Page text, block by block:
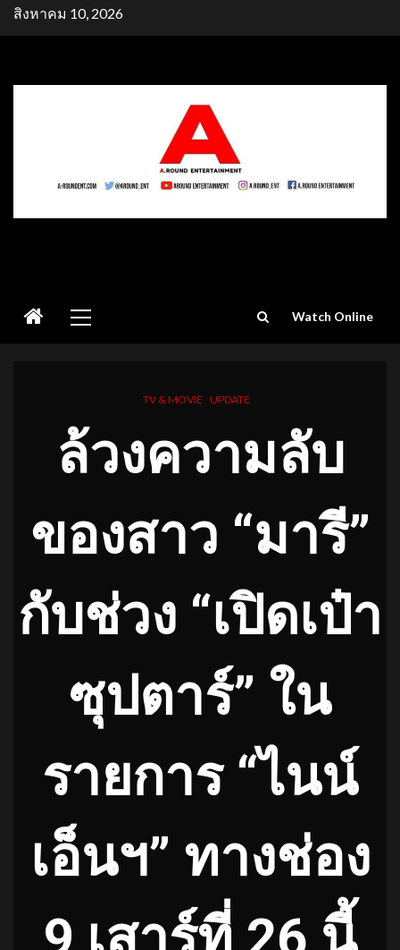
Skipสิงหาคม 10, 2026
Menu
Watch Online
TV & MOVIE UPDATE
ล้วงความลับ
ของสาว “มารี”
กับช่วง “เปิดเป๋า
ซุปตาร์” ใน
รายการ “ไนน์
เอ็นฯ” ทางช่อง